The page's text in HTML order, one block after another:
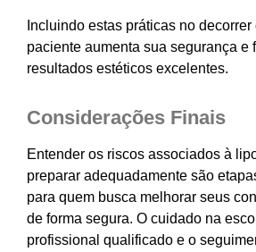
Incluindo estas práticas no
paciente aumenta sua segurança e
resultados estéticos excelentes.
Considerações Finais
Entender os riscos associados à
preparar adequadamente são
para quem busca melhorar seus
de forma segura. O cuidado na
profissional qualificado e o